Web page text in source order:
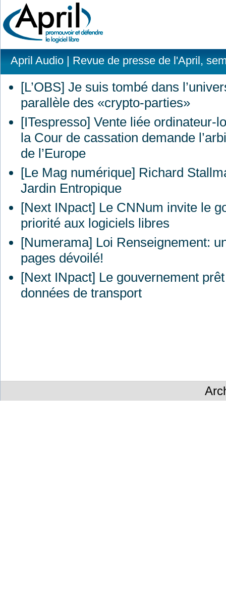
April Audio| Revue de presse de l'April,
[L’OBS] Je suis tombé dans
parallèle des «crypto-parties»
[ITespresso] Vente liée ordinateur-
la Cour de cassation demande
de l’Europe
[Le Mag numérique] Richard
Jardin Entropique
[Next INpact] Le CNNum invite le
priorité aux logiciels libres
[Numerama] Loi Renseignement:
pages dévoilé!
[Next INpact] Le gouvernement
données de transport